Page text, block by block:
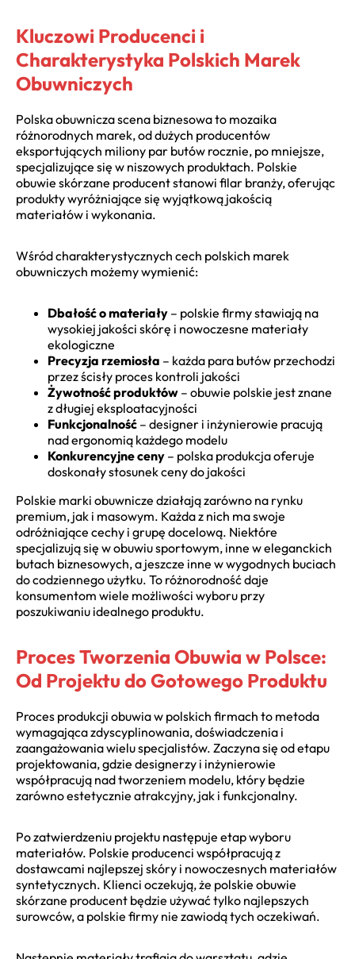
Kluczowi Producenci i
Charakterystyka Polskich Marek
Obuwniczych
Polska obuwnicza scena biznesowa to mozaika
różnorodnych marek, od dużych producentów
eksportujących miliony par butów rocznie, po mniejsze,
specjalizujące się w niszowych produktach. Polskie
obuwie skórzane producent stanowi filar branży, oferując
produkty wyróżniające się wyjątkową jakością
materiałów i wykonania.
Wśród charakterystycznych cech polskich marek
obuwniczych możemy wymienić:
Dbałość o materiały – polskie firmy stawiają na
wysokiej jakości skórę i nowoczesne materiały
ekologiczne
Precyzja rzemiosła – każda para butów przechodzi
przez ścisły proces kontroli jakości
Żywotność produktów – obuwie polskie jest znane
z długiej eksploatacyjności
Funkcjonalność – designer i inżynierowie pracują
nad ergonomią każdego modelu
Konkurencyjne ceny – polska produkcja oferuje
doskonały stosunek ceny do jakości
Polskie marki obuwnicze działają zarówno na rynku
premium, jak i masowym. Każda z nich ma swoje
odróżniające cechy i grupę docelową. Niektóre
specjalizują się w obuwiu sportowym, inne w eleganckich
butach biznesowych, a jeszcze inne w wygodnych buciach
do codziennego użytku. To różnorodność daje
konsumentom wiele możliwości wyboru przy
poszukiwaniu idealnego produktu.
Proces Tworzenia Obuwia w Polsce:
Od Projektu do Gotowego Produktu
Proces produkcji obuwia w polskich firmach to metoda
wymagająca zdyscyplinowania, doświadczenia i
zaangażowania wielu specjalistów. Zaczyna się od etapu
projektowania, gdzie designerzy i inżynierowie
współpracują nad tworzeniem modelu, który będzie
zarówno estetycznie atrakcyjny, jak i funkcjonalny.
Po zatwierdzeniu projektu następuje etap wyboru
materiałów. Polskie producenci współpracują z
dostawcami najlepszej skóry i nowoczesnych materiałów
syntetycznych. Klienci oczekują, że polskie obuwie
skórzane producent będzie używać tylko najlepszych
surowców, a polskie firmy nie zawiodą tych oczekiwań.